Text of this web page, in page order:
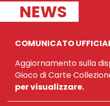
NEWS
COMUNICATO
Aggiornamento sulla
Gioco di Carte
per visualizzare.